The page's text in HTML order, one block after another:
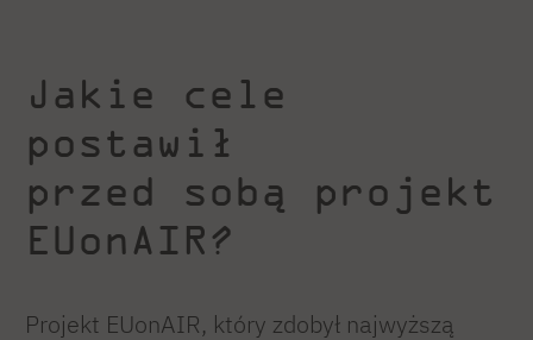
Jakie cele
postawił
przed sobą projekt
EUonAIR?
Projekt EUonAIR, który zdobył najwyższą